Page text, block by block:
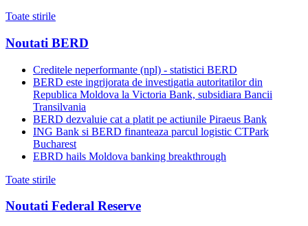
Toate stirile
Noutati BERD
Creditele neperformante (npl) - statistici BERD
BERD este ingrijorata de investigatia autoritatilor din
Republica Moldova la Victoria Bank, subsidiara Bancii
Transilvania
BERD dezvaluie cat a platit pe actiunile Piraeus Bank
ING Bank si BERD finanteaza parcul logistic CTPark
Bucharest
EBRD hails Moldova banking breakthrough
Toate stirile
Noutati Federal Reserve